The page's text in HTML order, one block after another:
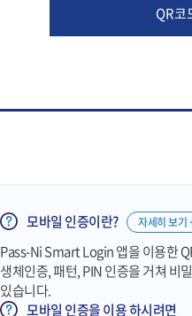
QR코
모바일 인증이란? 자세히 보기
Pass-Ni Smart Login 앱을 이용한
생체인증, 패턴, PIN 인증을 거쳐 비
있습니다.
모바일 인증을 이용 하시려면